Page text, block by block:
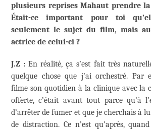
plusieurs reprises Mahaut prendre
Était-ce important pour toi
seulement le sujet du film, mais
actrice de celui-ci ?
J.Z : En réalité, ça s’est fait très
quelque chose que j’ai orchestré. Par
filme son quotidien à la clinique avec la
offerte, c’était avant tout parce qu’à
d’arrêter de fumer et que je cherchais à
de distraction. Ce n’est qu’après,